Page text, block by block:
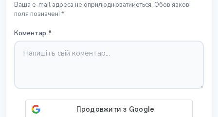
Ваша e-mail адреса не оприлюднюватиметься. Обов'язкові
поля позначені *
Коментар *